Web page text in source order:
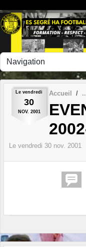
Le vendredi
30
NOV. 2001
Accueil
Le vendredi 30 nov. 2001